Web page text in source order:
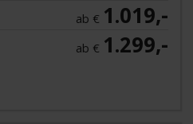
ab € 1.019,-
ab € 1.299,-